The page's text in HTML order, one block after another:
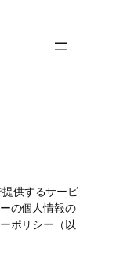
提供するサービ
の個人情報の
ポリシー（以